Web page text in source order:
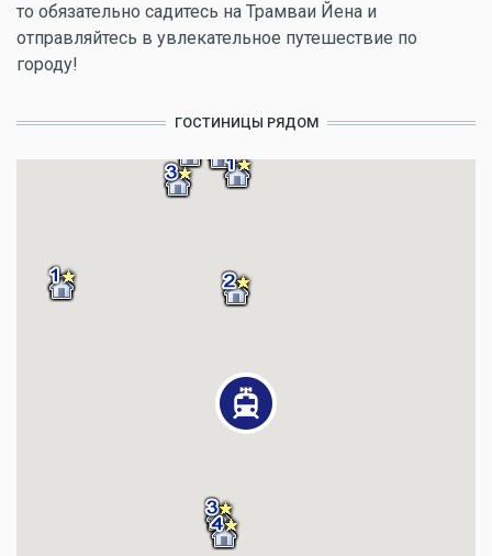
то обязательно садитесь на Трамваи Йена и
отправляйтесь в увлекательное путешествие по
городу!
ГОСТИНИЦЫ РЯДОМ